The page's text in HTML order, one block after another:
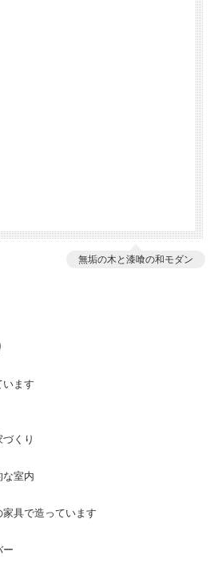
無垢の木と漆喰の和モダン
います
くり
な室内
具で造っています
ー